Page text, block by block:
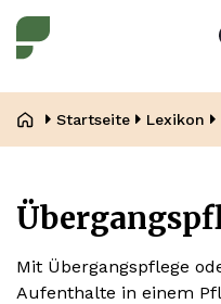
Inhalt
Startseite Lexikon
Mit Übergangspflege
Aufenthalte in einem